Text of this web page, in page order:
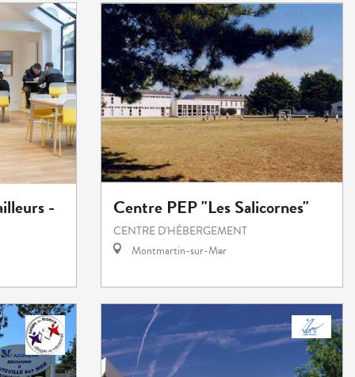
- Centre PEP "Les Salicornes"
CENTRE D'HÉBERGEMENT
Montmartin-sur-Mer